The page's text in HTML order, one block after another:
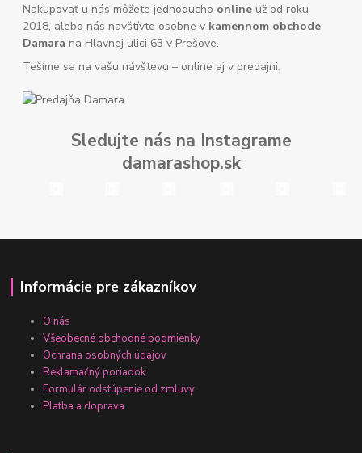
Nakupovať u nás môžete jednoducho online už od roku
2018, alebo nás navštívte osobne v kamennom obchode
Damara na Hlavnej ulici 63 v Prešove.
Tešíme sa na vašu návštevu – online aj v predajni.
Sledujte nás na Instagrame
damarashop.sk
Informácie pre zákazníkov
O nás
Všeobecné obchodné podmienky
Ochrana osobných údajov
Reklamačný poriadok
Formulár odstúpenie od zmluvy
Platba a doprava